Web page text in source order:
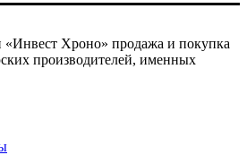
Хроно» продажа и покупка
производителей, именных